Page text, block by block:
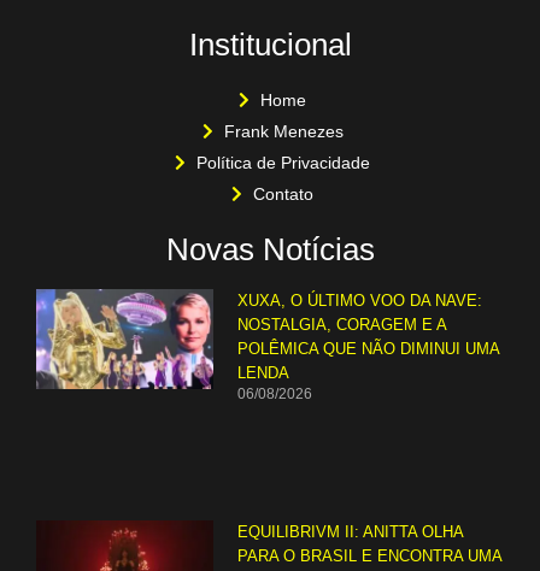
Institucional
Home
Frank Menezes
Política de Privacidade
Contato
Novas Notícias
XUXA, O ÚLTIMO VOO DA NAVE:
NOSTALGIA, CORAGEM E A
POLÊMICA QUE NÃO DIMINUI UMA
LENDA
06/08/2026
EQUILIBRIVM II: ANITTA OLHA
PARA O BRASIL E ENCONTRA UMA